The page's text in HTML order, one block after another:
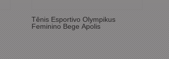
Tênis Esportivo Olympikus
Feminino Bege Apolis